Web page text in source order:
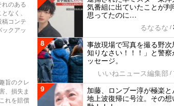
れのある
なく、
稿コンテ
クアッ
旨のクレ
、損失ま
れを賠償
気番組に出ていたことが
思ってたのに…
るなるな /
8
事故現場で写真を撮る野
知りなさい！！！」と警察
ッセージ。
いいねニュース編集部 /
9
加藤、ロンブー淳が極楽
地上波復帰に号泣。その